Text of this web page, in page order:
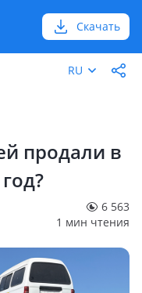
Скачать
RU
продали в
6 563
1 мин чтения